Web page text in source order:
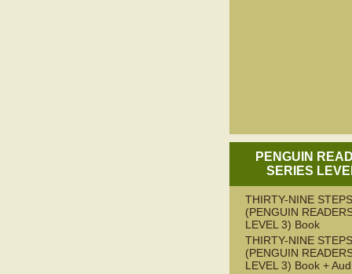
PENGUIN
SERIES
THIRTY-NINE
(PENGUIN
LEVEL 3) Book
THIRTY-NINE
(PENGUIN
LEVEL 3) Book +